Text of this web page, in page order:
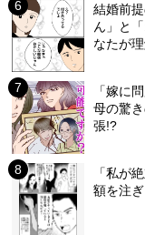
結婚前
ん」と
なたが
「嫁に
母の驚
張!?
「私が
額を注